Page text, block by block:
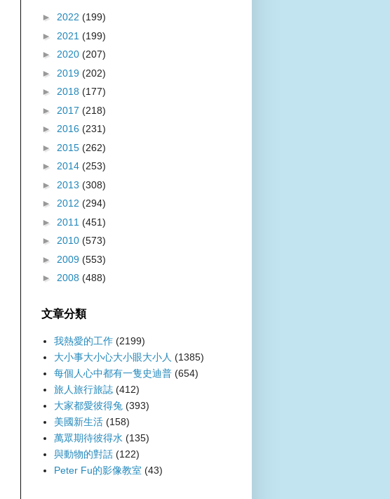
► 2022 (199)
► 2021 (199)
► 2020 (207)
► 2019 (202)
► 2018 (177)
► 2017 (218)
► 2016 (231)
► 2015 (262)
► 2014 (253)
► 2013 (308)
► 2012 (294)
► 2011 (451)
► 2010 (573)
► 2009 (553)
► 2008 (488)
文章分類
我熱愛的工作 (2199)
大小事大小心大小眼大小人 (1385)
每個人心中都有一隻史迪普 (654)
旅人旅行旅誌 (412)
大家都愛彼得兔 (393)
美國新生活 (158)
萬眾期待彼得水 (135)
與動物的對話 (122)
Peter Fu的影像教室 (43)